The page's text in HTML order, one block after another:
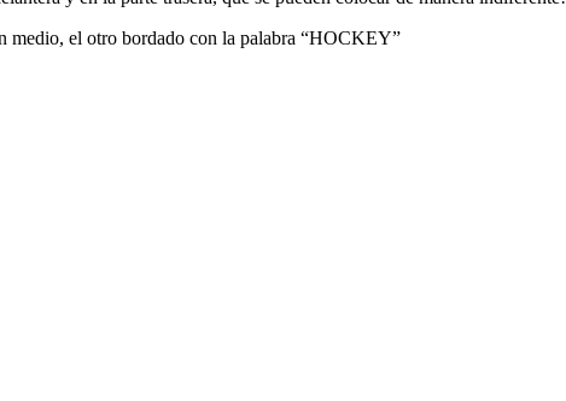
medio, el otro bordado con la palabra “HOCKEY”